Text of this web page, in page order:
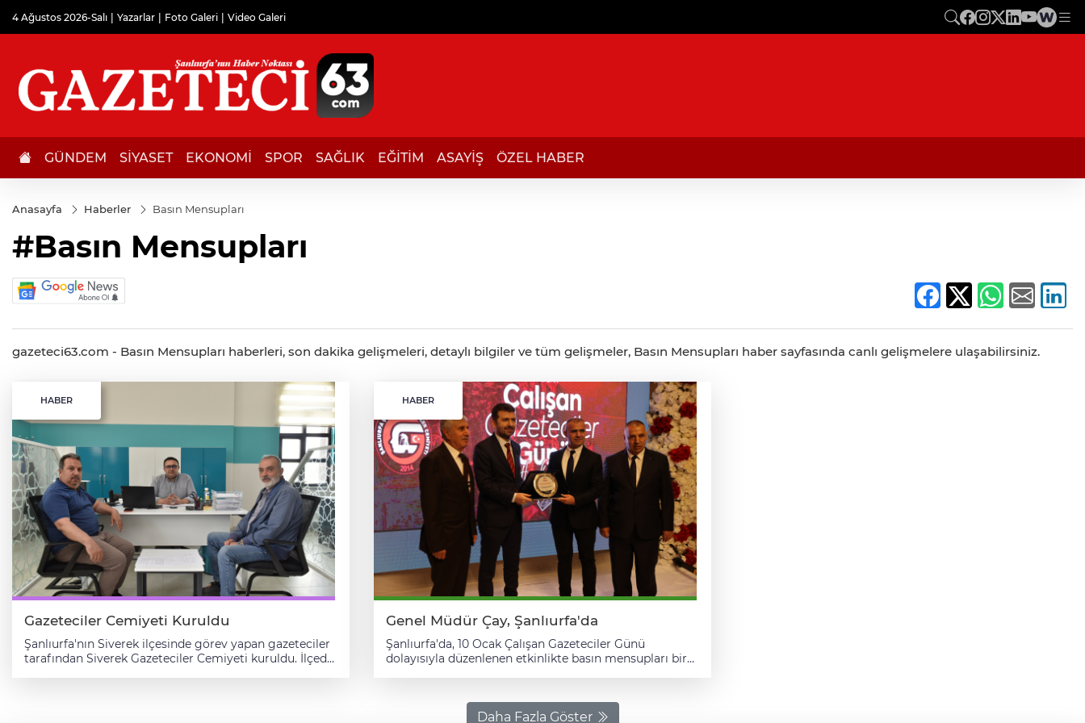
4 Ağustos 2026-Salı Yazarlar Foto Galeri Video Galeri
GÜNDEM SİYASET EKONOMİ SPOR SAĞLIK EĞİTİM ASAYİŞ ÖZEL HABER
Anasayfa Haberler Basın Mensupları
#Basın Mensupları
gazeteci63.com - Basın Mensupları haberleri, son dakika gelişmeleri, detaylı bilgiler ve tüm gelişmeler, Basın Mensupları haber sayfasında canlı gelişmelere ulaşabilirsiniz.
HABER
Gazeteciler Cemiyeti Kuruldu
Şanlıurfa'nın Siverek ilçesinde görev yapan gazeteciler
tarafından Siverek Gazeteciler Cemiyeti kuruldu. İlçede
HABER
Genel Müdür Çay, Şanlıurfa'da
Şanlıurfa'da, 10 Ocak Çalışan Gazeteciler Günü
dolayısıyla düzenlenen etkinlikte basın mensupları bir
etkinlikte kentte görev yapan gazeteciler, Şanlıurfa
Valisi Hasan Şıldak ve Basın İlan Kurumu (BİK) Genel
Daha Fazla Göster